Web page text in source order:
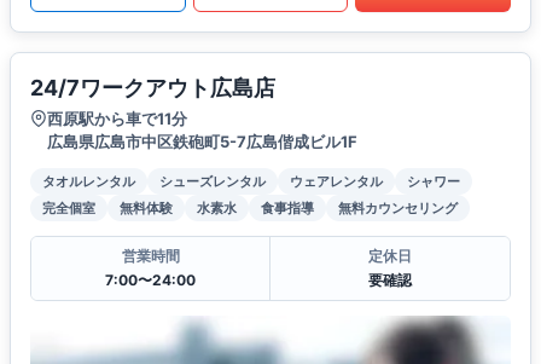
24/7ワークアウト広島店
西原駅から車で11分
広島県広島市中区鉄砲町5-7広島偕成ビル1F
タオルレンタル シューズレンタル ウェアレンタル
シャワー
完全個室
無料体験 水素水 食事指導 無料カウンセリング
営業時間
7:00〜24:00
定休日
要確認